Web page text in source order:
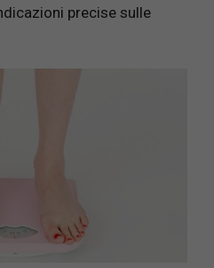
precise sulle